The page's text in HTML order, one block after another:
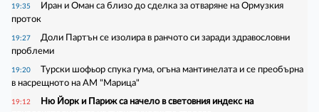
19:35
Иран и Оман са близо до сделка за отваряне на Ормузкия
проток
19:27
Доли Партън се изолира в ранчото си заради здравословни
проблеми
19:20
Турски шофьор спука гума, огъна мантинелата и се преобърна
в насрещното на АМ "Марица"
19:12
Ню Йорк и Париж са начело в световния индекс на